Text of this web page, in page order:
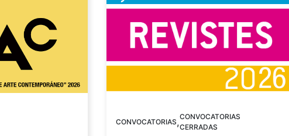
CONVOCATORIAS,CONVOCATORIAS
CERRADAS